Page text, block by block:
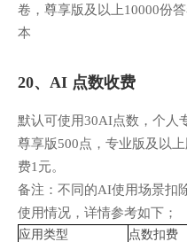
卷，尊享版及以上10000份
本
20、AI 点数收费
默认可使用30AI点数，个人
尊享版500点，专业版及以
费1元。
备注：不同的AI使用场景扣
使用情况，详情参考如下；
应用类型
点数扣费